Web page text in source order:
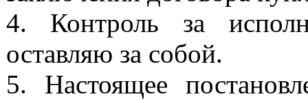
4. Контроль за
оставляю за собой.
5. Настоящее